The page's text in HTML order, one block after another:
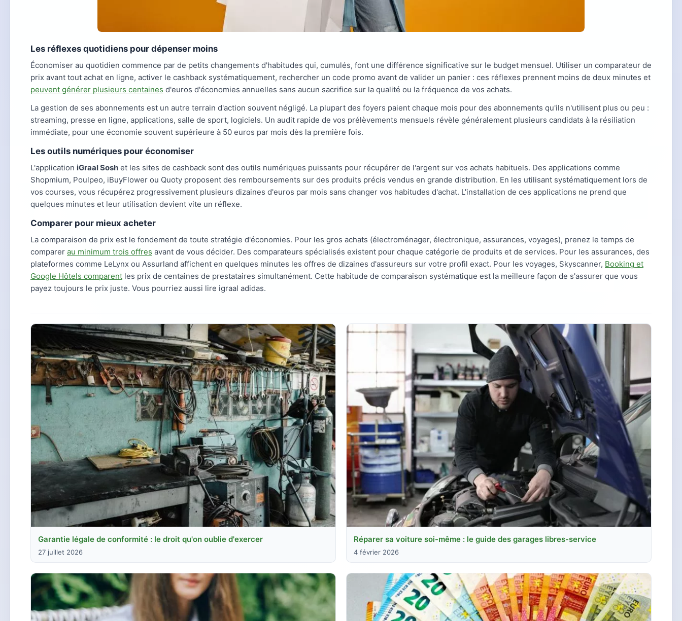
Les réflexes quotidiens pour dépenser moins
Économiser au quotidien commence par de petits changements d'habitudes qui, cumulés, font une différence significative sur le budget mensuel. Utiliser un comparateur de
prix avant tout achat en ligne, activer le cashback systématiquement, rechercher un code promo avant de valider un panier : ces réflexes prennent moins de deux minutes et
peuvent générer plusieurs centaines d'euros d'économies annuelles sans aucun sacrifice sur la qualité ou la fréquence de vos achats.
La gestion de ses abonnements est un autre terrain d'action souvent négligé. La plupart des foyers paient chaque mois pour des abonnements qu'ils n'utilisent plus ou peu :
streaming, presse en ligne, applications, salle de sport, logiciels. Un audit rapide de vos prélèvements mensuels révèle généralement plusieurs candidats à la résiliation
immédiate, pour une économie souvent supérieure à 50 euros par mois dès la première fois.
Les outils numériques pour économiser
L'application iGraal Sosh et les sites de cashback sont des outils numériques puissants pour récupérer de l'argent sur vos achats habituels. Des applications comme
Shopmium, Poulpeo, iBuyFlower ou Quoty proposent des remboursements sur des produits précis vendus en grande distribution. En les utilisant systématiquement lors de
vos courses, vous récupérez progressivement plusieurs dizaines d'euros par mois sans changer vos habitudes d'achat. L'installation de ces applications ne prend que
quelques minutes et leur utilisation devient vite un réflexe.
Comparer pour mieux acheter
La comparaison de prix est le fondement de toute stratégie d'économies. Pour les gros achats (électroménager, électronique, assurances, voyages), prenez le temps de
comparer au minimum trois offres avant de vous décider. Des comparateurs spécialisés existent pour chaque catégorie de produits et de services. Pour les assurances, des
plateformes comme LeLynx ou Assurland affichent en quelques minutes les offres de dizaines d'assureurs sur votre profil exact. Pour les voyages, Skyscanner, Booking et
Google Hôtels comparent les prix de centaines de prestataires simultanément. Cette habitude de comparaison systématique est la meilleure façon de s'assurer que vous
payez toujours le prix juste. Vous pourriez aussi lire igraal adidas.
Garantie légale de conformité : le droit qu'on oublie d'exercer
27 juillet 2026
Réparer sa voiture soi-même : le guide des garages libres-service
4 février 2026